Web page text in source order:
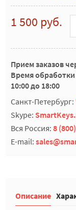
1 500 руб.
Прием заказов
Время
10:00 до 18:00
Санкт-Петербург:
Skype:
Вся Россия: 8
E-mail:
Описание